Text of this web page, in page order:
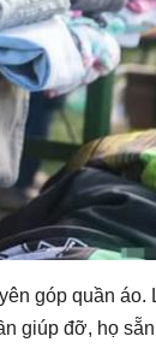
góp quần áo.
giúp đỡ, họ